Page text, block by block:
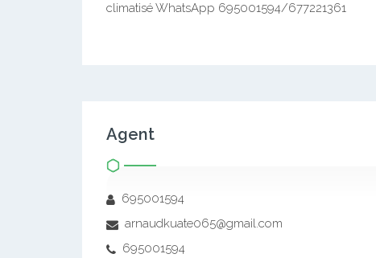
climatisé WhatsApp 695001594/677221361
Agent
695001594
arnaudkuate065@gmail.com
695001594